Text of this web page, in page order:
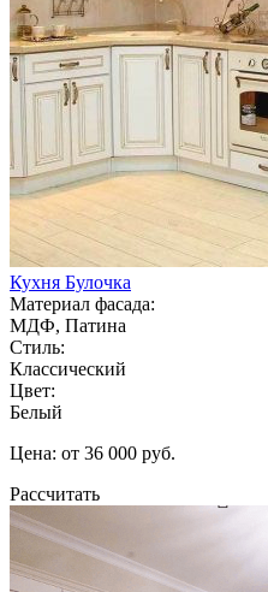
Кухня Булочка
Материал фасада:
МДФ, Патина
Стиль:
Классический
Цвет:
Белый
Цена: от 36 000 руб.
Рассчитать